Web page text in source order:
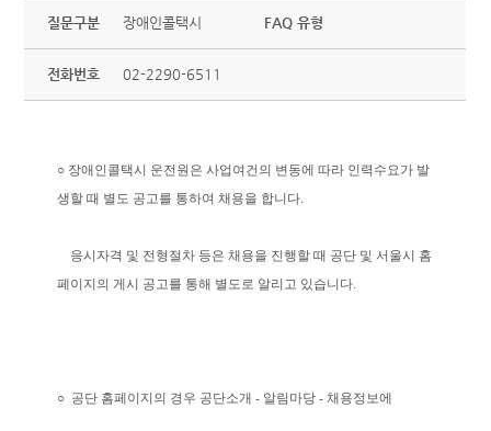
질문구분 장애인콜택시 FAQ 유형
전화번호 02-2290-6511
○ 장애인콜택시 운전원은 사업여건의 변동에 따라 인력수요가 발
생할 때 별도 공고를 통하여 채용을 합니다.
응시자격 및 전형절차 등은 채용을 진행할 때 공단 및 서울시 홈
페이지의 게시 공고를 통해 별도로 알리고 있습니다.
○ 공단 홈페이지의 경우 공단소개 - 알림마당 - 채용정보에